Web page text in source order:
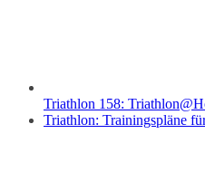
Triathlon 158:
Triathlon: Trainingspläne